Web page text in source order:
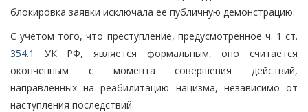
блокировка заявки исключала ее публичную демонстрацию.
С учетом того, что преступление, предусмотренное ч. 1 ст.
354.1
УК РФ, является формальным, оно считается
оконченным с момента совершения действий,
направленных на реабилитацию нацизма, независимо от
наступления последствий.